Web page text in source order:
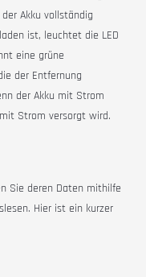
Akku vollständig
ist, leuchtet die LED
eine grüne
der Entfernung
der Akku mit Strom
Strom versorgt wird.
Sie deren Daten mithilfe
Hier ist ein kurzer